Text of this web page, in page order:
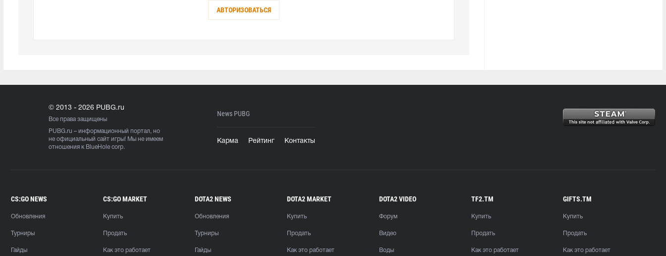
АВТОРИЗОВАТЬСЯ
© 2013 - 2026 PUBG.ru
Все права защищены
PUBG.ru – информационный портал, но
не официальный сайт игры! Мы не имеем
отношения к BlueHole corp.
News PUBG
Карма Рейтинг Контакты
CS:GO NEWS
Обновления
Турниры
Гайды
CS:GO MARKET
Купить
Продать
Как это работает
DOTA2 NEWS
Обновления
Турниры
Гайды
DOTA2 MARKET
Купить
Продать
Как это работает
DOTA2 VIDEO
Форум
Видео
Воды
TF2.TM
Купить
Продать
Как это работает
GIFTS.TM
Купить
Продать
Как это работает